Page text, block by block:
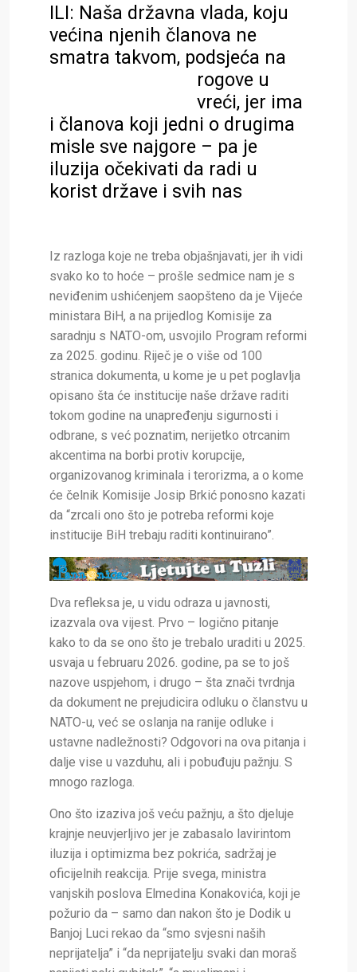
ILI: Naša državna vlada, koju
većina njenih članova ne
smatra takvom, podsjeća na
rogove u
vreći, jer ima
i članova koji jedni o drugima
misle sve najgore – pa je
iluzija očekivati da radi u
korist države i svih nas
Iz razloga koje ne treba objašnjavati, jer ih vidi
svako ko to hoće – prošle sedmice nam je s
neviđenim ushićenjem saopšteno da je Vijeće
ministara BiH, a na prijedlog Komisije za
saradnju s NATO-om, usvojilo Program reformi
za 2025. godinu. Riječ je o više od 100
stranica dokumenta, u kome je u pet poglavlja
opisano šta će institucije naše države raditi
tokom godine na unapređenju sigurnosti i
odbrane, s već poznatim, nerijetko otrcanim
akcentima na borbi protiv korupcije,
organizovanog kriminala i terorizma, a o kome
će čelnik Komisije Josip Brkić ponosno kazati
da “zrcali ono što je potreba reformi koje
institucije BiH trebaju raditi kontinuirano”.
Dva refleksa je, u vidu odraza u javnosti,
izazvala ova vijest. Prvo – logično pitanje
kako to da se ono što je trebalo uraditi u 2025.
usvaja u februaru 2026. godine, pa se to još
nazove uspjehom, i drugo – šta znači tvrdnja
da dokument ne prejudicira odluku o članstvu u
NATO-u, već se oslanja na ranije odluke i
ustavne nadležnosti? Odgovori na ova pitanja i
dalje vise u vazduhu, ali i pobuđuju pažnju. S
mnogo razloga.
Ono što izaziva još veću pažnju, a što djeluje
krajnje neuvjerljivo jer je zabasalo lavirintom
iluzija i optimizma bez pokrića, sadržaj je
oficijelnih reakcija. Prije svega, ministra
vanjskih poslova Elmedina Konakovića, koji je
požurio da – samo dan nakon što je Dodik u
Banjoj Luci rekao da “smo svjesni naših
neprijatelja” i “da neprijatelju svaki dan moraš